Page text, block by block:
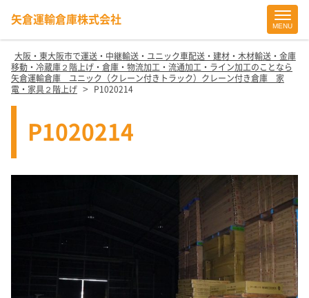
矢倉運輸倉庫株式会社
MENU
大阪・東大阪市で運送・中継輸送・ユニック車配送・建材・木材輸送・金庫
移動・冷蔵庫２階上げ・倉庫・物流加工・流通加工・ライン加工のことなら
矢倉運輸倉庫 ユニック（クレーン付きトラック）クレーン付き倉庫 家
電・家具２階上げ
> P1020214
P1020214
Site
Footer